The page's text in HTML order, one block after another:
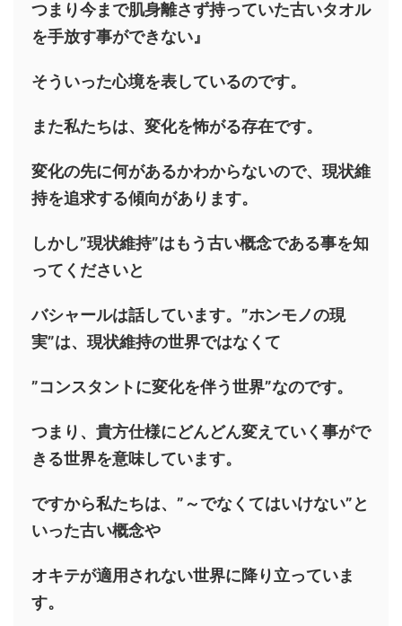
つまり今まで肌身離さず持っていた古いタオル
を手放す事ができない』
そういった心境を表しているのです。
また私たちは、変化を怖がる存在です。
変化の先に何があるかわからないので、現状維
持を追求する傾向があります。
しかし”現状維持”はもう古い概念である事を知
ってくださいと
バシャールは話しています。”ホンモノの現
実”は、現状維持の世界ではなくて
”コンスタントに変化を伴う世界”なのです。
つまり、貴方仕様にどんどん変えていく事がで
きる世界を意味しています。
ですから私たちは、”～でなくてはいけない”と
いった古い概念や
オキテが適用されない世界に降り立っていま
す。